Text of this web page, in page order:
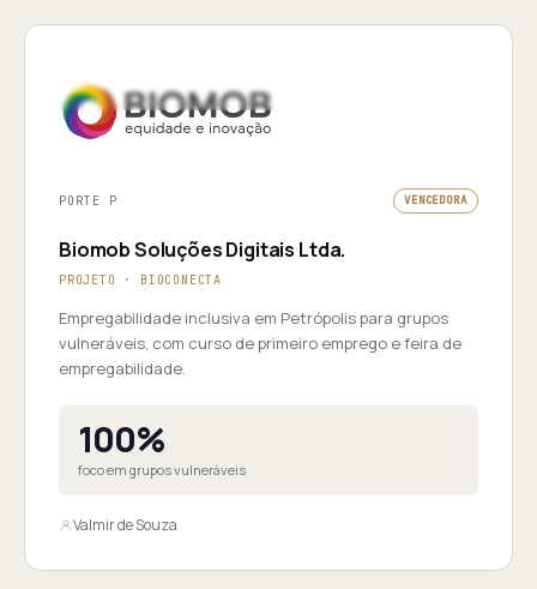
PORTE P VENCEDORA
Biomob Soluções Digitais Ltda.
PROJETO · BIOCONECTA
Empregabilidade inclusiva em Petrópolis para grupos
vulneráveis, com curso de primeiro emprego e feira de
empregabilidade.
100%
foco em grupos vulneráveis
Valmir de Souza